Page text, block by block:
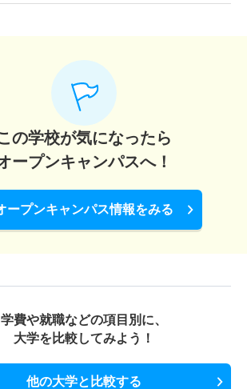
の学校が気になったら
ープンキャンパスへ！
ープンキャンパス情報をみる
学費や就職などの項目別に、
大学を比較してみよう！
他の大学と比較する